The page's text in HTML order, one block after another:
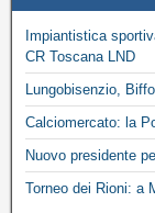
Impiantistica
CR Toscana LND
Lungobisenzio,
Calciomercato: la
Nuovo presidente
Torneo dei Rioni: a